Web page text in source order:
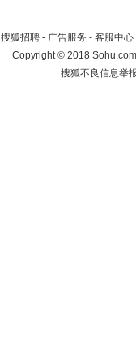
搜狐招聘 - 广告服务 - 客服中心
Copyright©2018
搜狐不良信息举